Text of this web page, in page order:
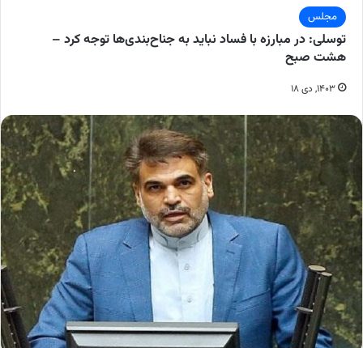
مجلس
توسلی: در مبارزه با فساد نباید به جناح‌بندی‌ها توجه کرد –
هشت صبح
۱۴۰۳, دی ۱۸